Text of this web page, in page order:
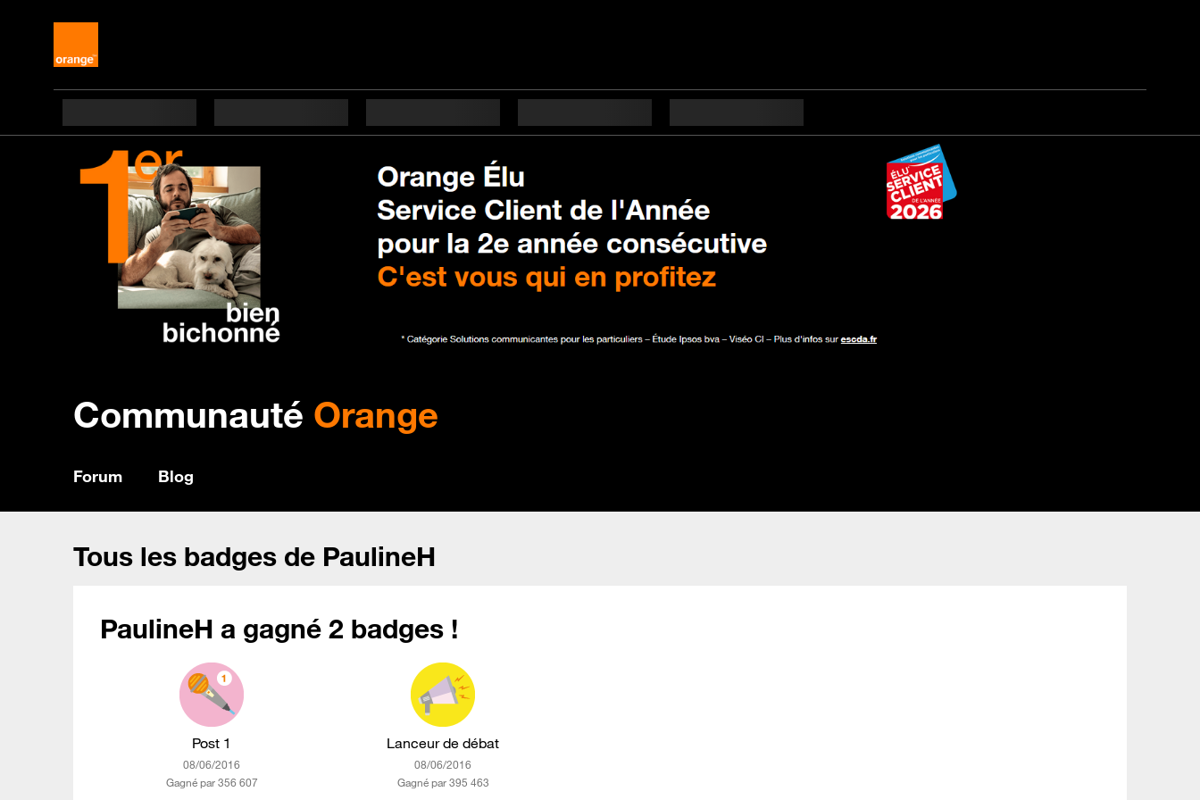
Communauté Orange
Forum Blog
Tous les badges de PaulineH
PaulineH a gagné 2 badges !
Post 1
‎08/06/2016
Gagné par 356 607
Lanceur de débat
‎08/06/2016
Gagné par 395 463